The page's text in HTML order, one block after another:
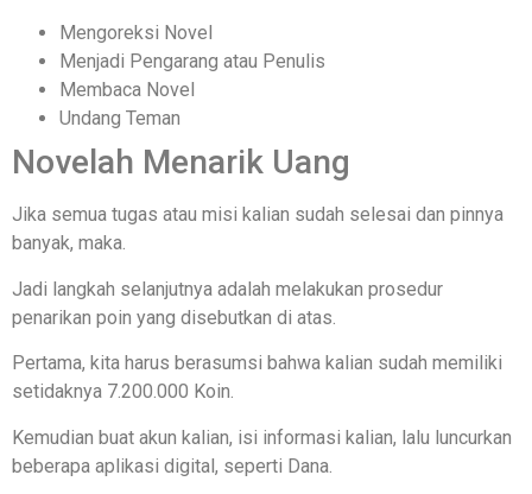
Mengoreksi Novel
Menjadi Pengarang atau Penulis
Membaca Novel
Undang Teman
Novelah Menarik Uang
Jika semua tugas atau misi kalian sudah selesai dan pinnya
banyak, maka.
Jadi langkah selanjutnya adalah melakukan prosedur
penarikan poin yang disebutkan di atas.
Pertama, kita harus berasumsi bahwa kalian sudah memiliki
setidaknya 7.200.000 Koin.
Kemudian buat akun kalian, isi informasi kalian, lalu luncurkan
beberapa aplikasi digital, seperti Dana.